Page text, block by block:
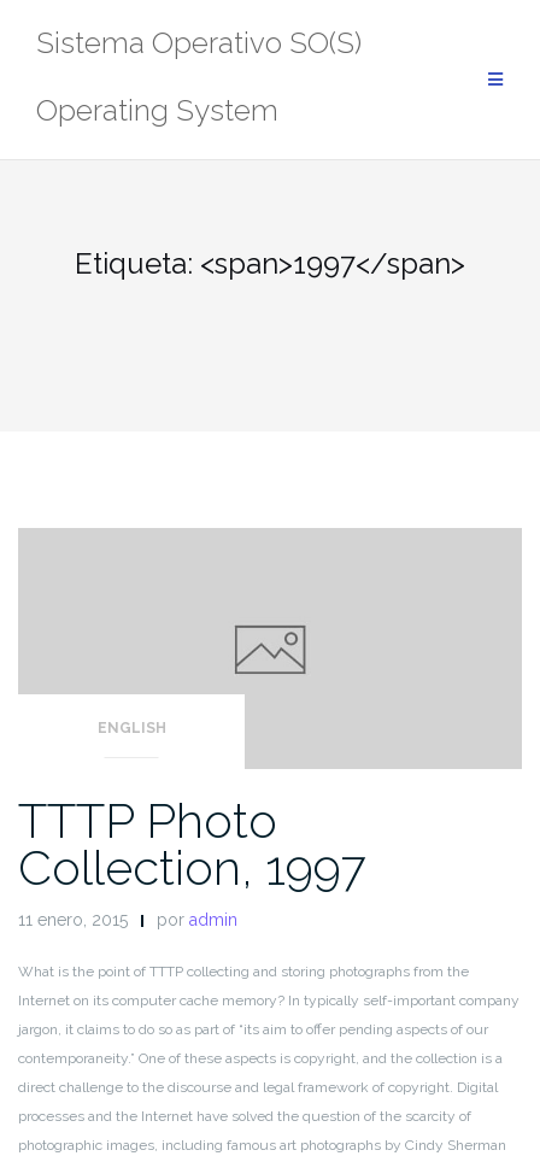
Sistema Operativo SO(S)
Operating System
Etiqueta: <span>1997</span>
ENGLISH
TTTP Photo
Collection, 1997
11 enero, 2015 por admin
What is the point of TTTP collecting and storing photographs from the
Internet on its computer cache memory? In typically self-important company
jargon, it claims to do so as part of “its aim to offer pending aspects of our
contemporaneity.” One of these aspects is copyright, and the collection is a
direct challenge to the discourse and legal framework of copyright. Digital
processes and the Internet have solved the question of the scarcity of
photographic images, including famous art photographs by Cindy Sherman